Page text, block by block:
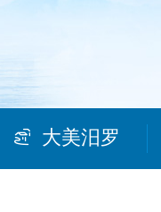
大美汨罗